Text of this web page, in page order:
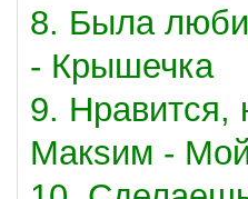
8. Была
- Крышечка
9. Нравится,
Макsим -